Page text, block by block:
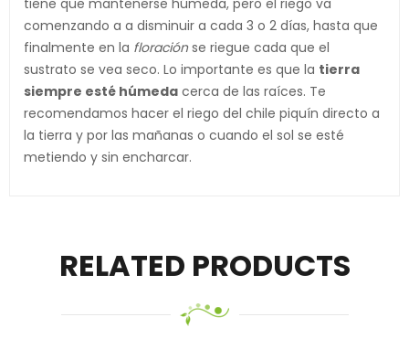
tiene que mantenerse húmeda, pero el riego va
comenzando a a disminuir a cada 3 o 2 días, hasta que
finalmente en la floraciónse riegue cada que el
sustrato se vea seco. Lo importante es que la tierra
siempre esté húmeda cerca de las raíces. Te
recomendamos hacer el riego del chile piquín directo a
la tierra y por las mañanas o cuando el sol se esté
metiendo y sin encharcar.
RELATED PRODUCTS